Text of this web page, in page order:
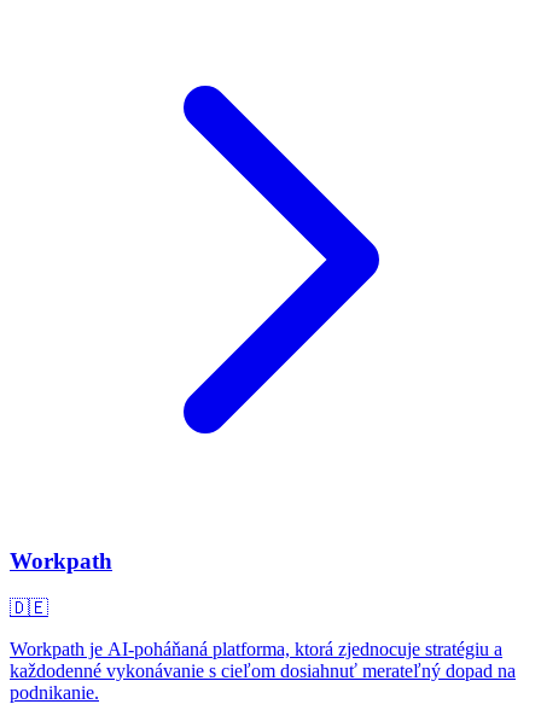
Workpath
🇩🇪
Workpath je AI-poháňaná platforma, ktorá zjednocuje stratégiu a
každodenné vykonávanie s cieľom dosiahnuť merateľný dopad na
podnikanie.